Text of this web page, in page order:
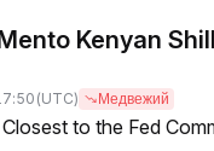
Kenyan
(UTC) Медвежий
to the Fed